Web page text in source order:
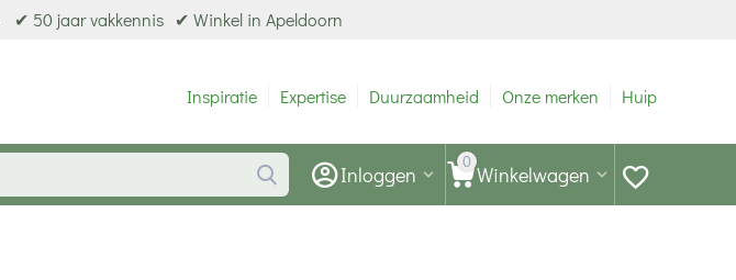
✔ 50 jaar vakkennis ✔ Winkel in Apeldoorn
Inspiratie Expertise Duurzaamheid Onze merken Hulp
0 Winkelwagen
Inloggen